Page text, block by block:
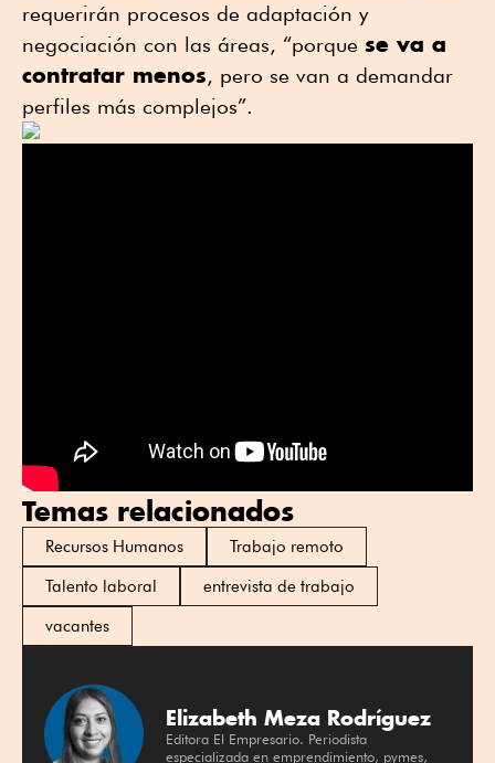
requerirán procesos de adaptación y
negociación con las áreas, “porque se va a
contratar menos, pero se van a demandar
perfiles más complejos”.
Temas relacionados
Recursos Humanos
Trabajo remoto
Talento laboral
entrevista de trabajo
vacantes
Elizabeth Meza Rodríguez
Editora El Empresario. Periodista
especializada en emprendimiento, pymes,